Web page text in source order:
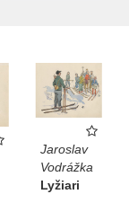
Jaroslav
Vodrážka
Lyžiari